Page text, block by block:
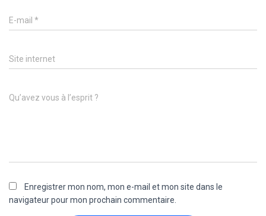
E-mail *
Site internet
Qu’avez vous à l’esprit ?
Enregistrer mon nom, mon e-mail et mon site dans le
navigateur pour mon prochain commentaire.